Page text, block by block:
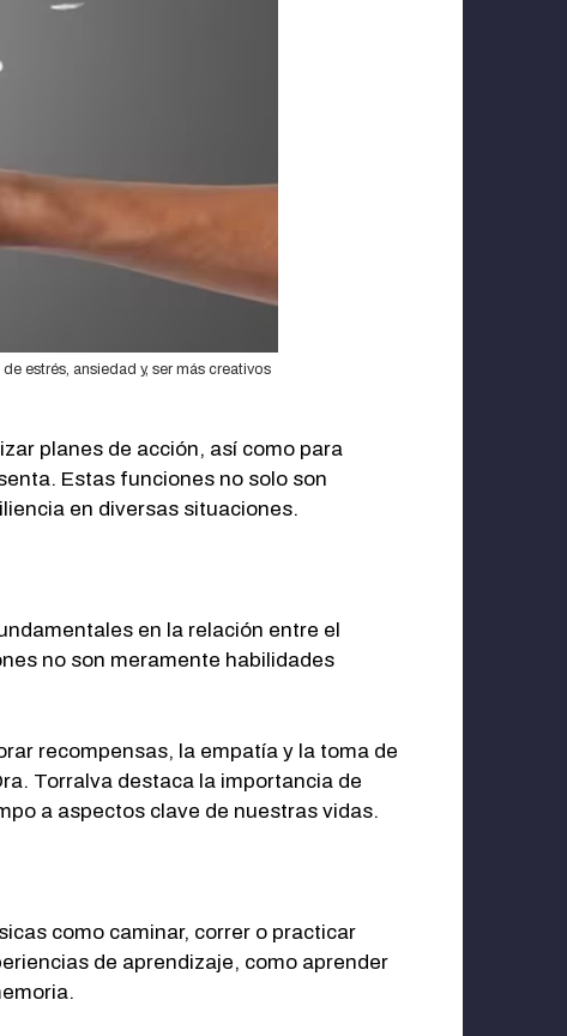
estrés, ansiedad y, ser más creativos
planes de acción, así como para
Estas funciones no solo son
en diversas situaciones.
en la relación entre el
no son meramente habilidades
recompensas, la empatía y la toma de
Torralva destaca la importancia de
a aspectos clave de nuestras vidas.
como caminar, correr o practicar
de aprendizaje, como aprender